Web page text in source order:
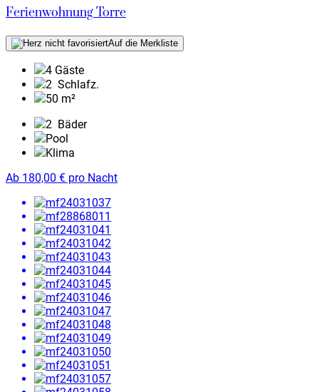
Ferienwohnung Torre
Auf die Merkliste
4 Gäste
2 Schlafz.
50 m²
2 Bäder
Pool
Klima
Ab 180,00 € pro Nacht